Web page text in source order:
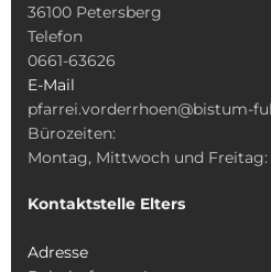
36100 Petersberg
Telefon
0661-63626
E-Mail
pfarrei.vorderrhoen@bistum-
Bürozeiten:
Montag, Mittwoch und Freitag:
Kontaktstelle Elters
Adresse